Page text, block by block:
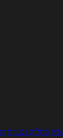
מחלות ובעיות